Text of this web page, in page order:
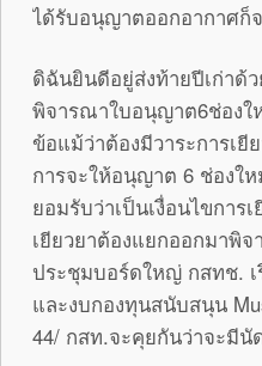
ได้รับอนุญาตออกอากาศก็
ดิฉันยินดีอยู่ส่งท้ายปีเก่าด้
พิจารณาใบอนุญาต6ช่องใ
ข้อแม้ว่าต้องมีวาระการเ
การจะให้อนุญาต 6 ช่องใ
ยอมรับว่าเป็นเงื่อนไขการ
เยียวยาต้องแยกออกมาพิ
ประชุมบอร์ดใหญ่ กสทช.
และงบกองทุนสนับสนุน
44/ กสท.จะคุยกันว่าจะมีนั